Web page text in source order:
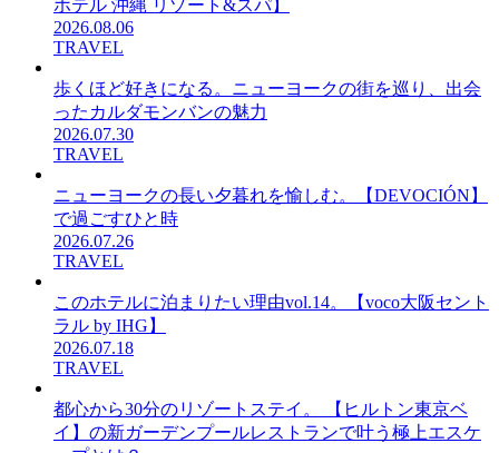
ホテル 沖縄 リゾート&スパ】
2026.08.06
TRAVEL
歩くほど好きになる。ニューヨークの街を巡り、出会
ったカルダモンバンの魅力
2026.07.30
TRAVEL
ニューヨークの長い夕暮れを愉しむ。【DEVOCIÓN】
で過ごすひと時
2026.07.26
TRAVEL
このホテルに泊まりたい理由vol.14。【voco大阪セント
ラル by IHG】
2026.07.18
TRAVEL
都心から30分のリゾートステイ。 【ヒルトン東京ベ
イ】の新ガーデンプールレストランで叶う極上エスケ